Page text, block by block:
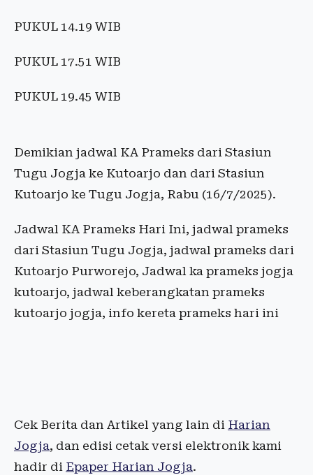
PUKUL 14.19 WIB
PUKUL 17.51 WIB
PUKUL 19.45 WIB
Demikian jadwal KA Prameks dari Stasiun
Tugu Jogja ke Kutoarjo dan dari Stasiun
Kutoarjo ke Tugu Jogja, Rabu (16/7/2025).
Jadwal KA Prameks Hari Ini, jadwal prameks
dari Stasiun Tugu Jogja, jadwal prameks dari
Kutoarjo Purworejo, Jadwal ka prameks jogja
kutoarjo, jadwal keberangkatan prameks
kutoarjo jogja, info kereta prameks hari ini
Cek Berita dan Artikel yang lain di Harian
Jogja, dan edisi cetak versi elektronik kami
hadir di Epaper Harian Jogja.